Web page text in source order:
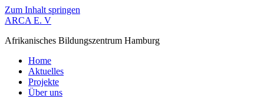
Zum Inhalt springen
ARCA E. V
Afrikanisches Bildungszentrum Hamburg
Home
Aktuelles
Projekte
Über uns